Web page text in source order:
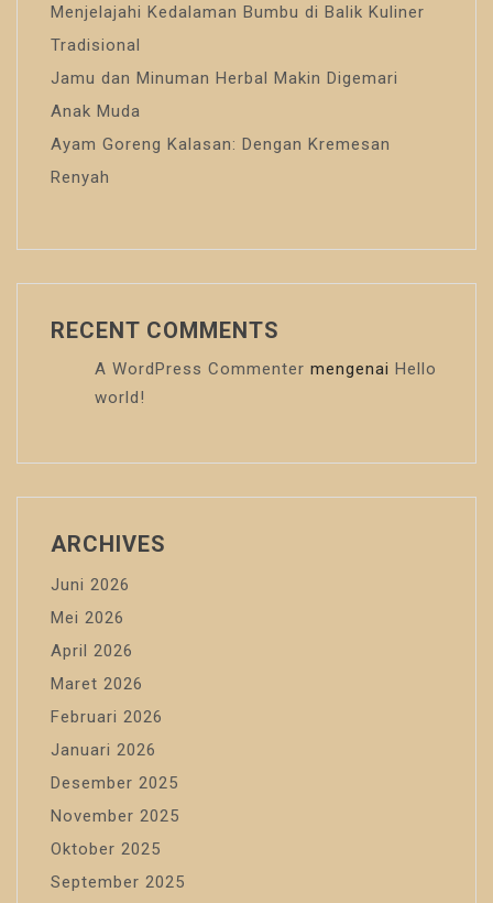
Menjelajahi Kedalaman Bumbu di Balik Kuliner
Tradisional
Jamu dan Minuman Herbal Makin Digemari
Anak Muda
Ayam Goreng Kalasan: Dengan Kremesan
Renyah
RECENT COMMENTS
A WordPress Commenter mengenai Hello
world!
ARCHIVES
Juni 2026
Mei 2026
April 2026
Maret 2026
Februari 2026
Januari 2026
Desember 2025
November 2025
Oktober 2025
September 2025